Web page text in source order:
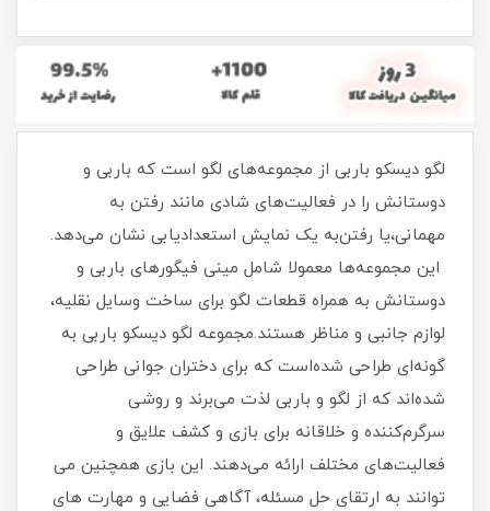
لگو دیسکو باربی از مجموعه‌های لگو است که باربی و
دوستانش را در فعالیت‌های شادی مانند رفتن به
مهمانی،یا رفتن‌به یک نمایش استعدادیابی نشان می‌دهد.
این مجموعه‌ها معمولا شامل مینی فیگورهای باربی و
دوستانش به همراه قطعات لگو برای ساخت وسایل نقلیه،
لوازم جانبی و مناظر هستند.مجموعه‌ لگو دیسکو باربی به
گونه‌ای طراحی شده‌است که برای دختران جوانی طراحی
شده‌اند که از لگو و باربی لذت می‌برند و روشی
سرگرم‌کننده و خلاقانه برای بازی و کشف علایق و
فعالیت‌های مختلف ارائه می‌دهند. این بازی همچنین می
توانند به ارتقای حل مسئله، آگاهی فضایی و مهارت های